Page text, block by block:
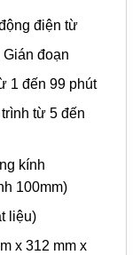
điện từ
Gián đoạn
1 đến 99 phút
trình từ 5 đến
kính
100mm)
liệu)
x 312 mm x